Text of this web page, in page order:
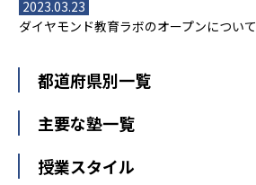
2023.03.23
ダイヤモンド教育ラボのオープンについて
都道府県別一覧
北海道・東北
山形県
福島県
主要な塾一覧
【掲載塾一覧を見る】
授業スタイル